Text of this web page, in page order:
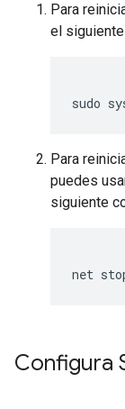
Para
el
sudo
Para
puedes
siguiente
Configura